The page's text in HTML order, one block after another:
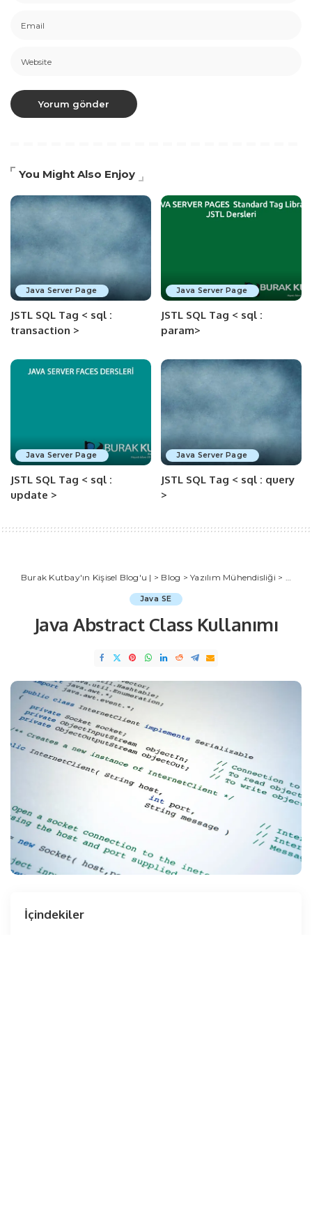
You Might Also Enjoy
Java Server Page
JSTL SQL Tag < sql :
transaction >
Java Server Page
JSTL SQL Tag < sql :
param>
Java Server Page
JSTL SQL Tag < sql :
update >
Java Server Page
JSTL SQL Tag < sql : query
>
Burak Kutbay'ın Kişisel Blog'u | > Blog >Yazılım Mühendisliği >
Java SE
Java Abstract Class Kullanımı
İçindekiler